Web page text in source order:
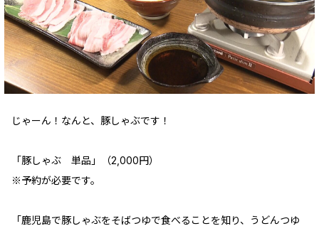
じゃーん！なんと、豚しゃぶです！
「豚しゃぶ 単品」（2,000円）
※予約が必要です。
「鹿児島で豚しゃぶをそばつゆで食べることを知り、うどんつゆ